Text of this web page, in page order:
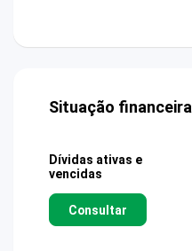
Situação financeira
Dívidas ativas e
vencidas
Consultar